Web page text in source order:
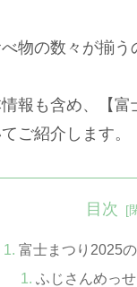
物の数々が揃う
報も含め、【
ご紹介します。
目次
富士まつり2025
ふじさんめっ